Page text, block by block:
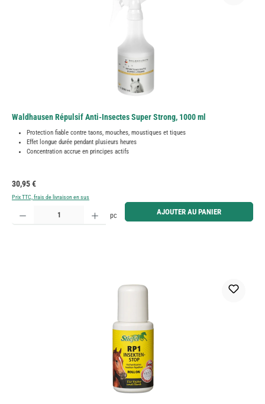
Waldhausen Répulsif Anti-Insectes Super Strong, 1000 ml
Protection fiable contre taons, mouches, moustiques et tiques
Effet longue durée pendant plusieurs heures
Concentration accrue en principes actifs
Prix régulier :
30,95 €
Prix TTC, frais de livraison en sus
Quantité de produit : Entrez la quantité souhaitée ou utilisez les boutons pour augmenter ou
pc AJOUTER AU PANIER